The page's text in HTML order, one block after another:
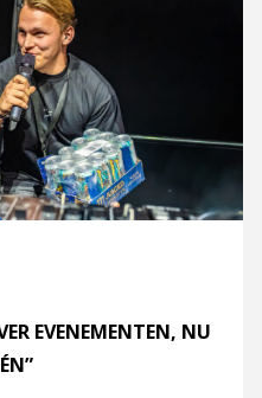
EVENEMENTEN, NU